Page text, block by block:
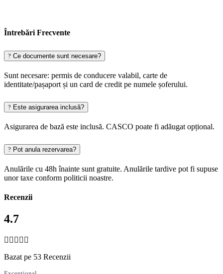
Întrebări Frecvente
Ce documente sunt necesare?
Sunt necesare: permis de conducere valabil, carte de
identitate/pașaport și un card de credit pe numele șoferului.
Este asigurarea inclusă?
Asigurarea de bază este inclusă. CASCO poate fi adăugat opțional.
Pot anula rezervarea?
Anulările cu 48h înainte sunt gratuite. Anulările tardive pot fi supuse
unor taxe conform politicii noastre.
Recenzii
4.7
Bazat pe 53 Recenzii